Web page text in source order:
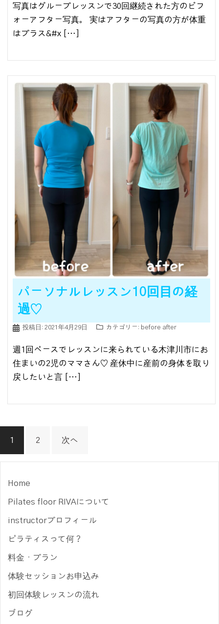
写真はグループレッスンで30回継続された方のビフ
ォーアフター写真。 実はアフターの写真の方が体重
はプラス&#x […]
パーソナルレッスン10回目の経
過♡
投稿日: 2021年4月29日 カテゴリー: before after
週1回ペースでレッスンに来られている木津川市にお
住まいの2児のママさん♡ 産休中に産前の身体を取り
戻したいと言 […]
投
の
ペ
ー
ジ
り
1 2 次へ
Home
Pilates floor RIVAについて
instructorプロフィール
ピラティスって何？
料金・プラン
体験セッションお申込み
初回体験レッスンの流れ
ブログ